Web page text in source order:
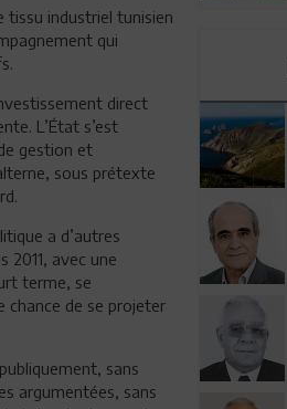
tissu industriel tunisien
qui
direct
L’État s’est
gestion et
sous prétexte
a d’autres
2011, avec une
terme, se
chance de se projeter
sans
argumentées, sans